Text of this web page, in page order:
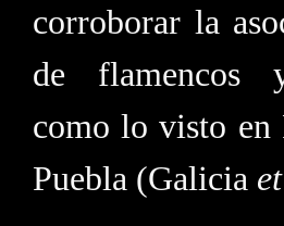
corroborar la
de flamencos
como lo visto en
Puebla (Galicia